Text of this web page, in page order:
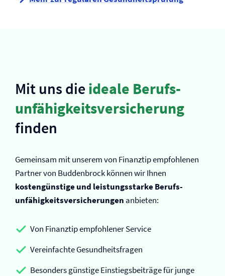
Mit uns die ideale Berufs­
unfähigkeits­versicherung
finden
Gemeinsam mit unserem von Finanztip empfohlenen
Partner von Buddenbrock können wir Ihnen
kostengünstige und leistungsstarke Berufs­
unfähigkeits­versicherungen anbieten:
Von Finanztip empfohlener Service
Vereinfachte Gesundheitsfragen
Besonders günstige Einstiegsbeiträge für junge